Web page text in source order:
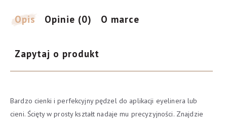
eyelinera
lub
Opis Opinie (0) O marce
Zapytaj o produkt
Bardzo cienki i perfekcyjny pędzel do aplikacji eyelinera lub
cieni. Ścięty w prosty kształt nadaje mu precyzyjności. Znajdzie